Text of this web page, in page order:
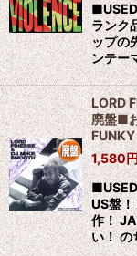
ランク
ップの
ンテー
LORD
廃盤■
1,580
US盤
作！
い！